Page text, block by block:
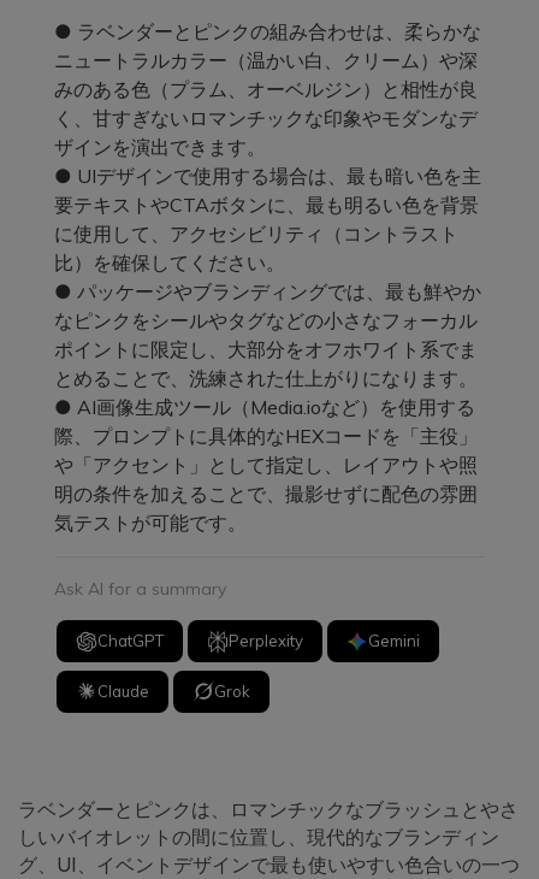
● ラベンダーとピンクの組み合わせは、柔らかな
ニュートラルカラー（温かい白、クリーム）や深
みのある色（プラム、オーベルジン）と相性が良
く、甘すぎないロマンチックな印象やモダンなデ
ザインを演出できます。
● UIデザインで使用する場合は、最も暗い色を主
要テキストやCTAボタンに、最も明るい色を背景
に使用して、アクセシビリティ（コントラスト
比）を確保してください。
● パッケージやブランディングでは、最も鮮やか
なピンクをシールやタグなどの小さなフォーカル
ポイントに限定し、大部分をオフホワイト系でま
とめることで、洗練された仕上がりになります。
● AI画像生成ツール（Media.ioなど）を使用する
際、プロンプトに具体的なHEXコードを「主役」
や「アクセント」として指定し、レイアウトや照
明の条件を加えることで、撮影せずに配色の雰囲
気テストが可能です。
Ask AI for a summary
ChatGPT Perplexity Gemini
Claude Grok
ラベンダーとピンクは、ロマンチックなブラッシュとやさ
しいバイオレットの間に位置し、現代的なブランディン
グ、UI、イベントデザインで最も使いやすい色合いの一つ